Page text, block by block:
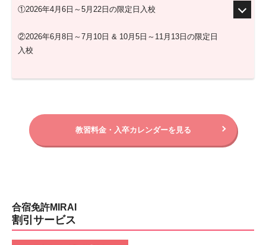
①2026年4月6日～5月22日の限定日入校
②2026年6月8日～7月10日 & 10月5日～11月13日の限定日
入校
教習料金・入卒カレンダーを見る
合宿免許MIRAI
割引サービス